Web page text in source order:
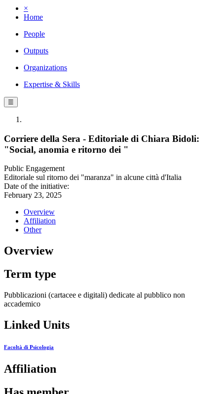
×
Home
People
Outputs
Organizations
Expertise & Skills
☰
Corriere della Sera - Editoriale di Chiara Bidoli:
"Social, anomia e ritorno dei "
Public Engagement
Editoriale sul ritorno dei "maranza" in alcune città d'Italia
Date of the initiative:
February 23, 2025
Overview
Affiliation
Other
Overview
Term type
Pubblicazioni (cartacee e digitali) dedicate al pubblico non
accademico
Linked Units
Facoltà di Psicologia
Affiliation